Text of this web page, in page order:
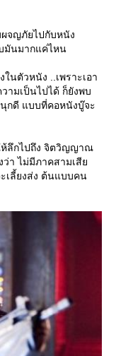
ผจญภัยไปกับหนัง
มันมากแค่ไหน
นตัวหนัง ..เพราะเอา
ามเป็นไปได้ ก็ยังพบ
กดี แบบที่คอหนังบู๊จะ
ลึกไปถึง จิตวิญญาณ
ว่า ไม่มีภาคสามเสี
ะเลี้ยงส่ง ต้นแบบคน